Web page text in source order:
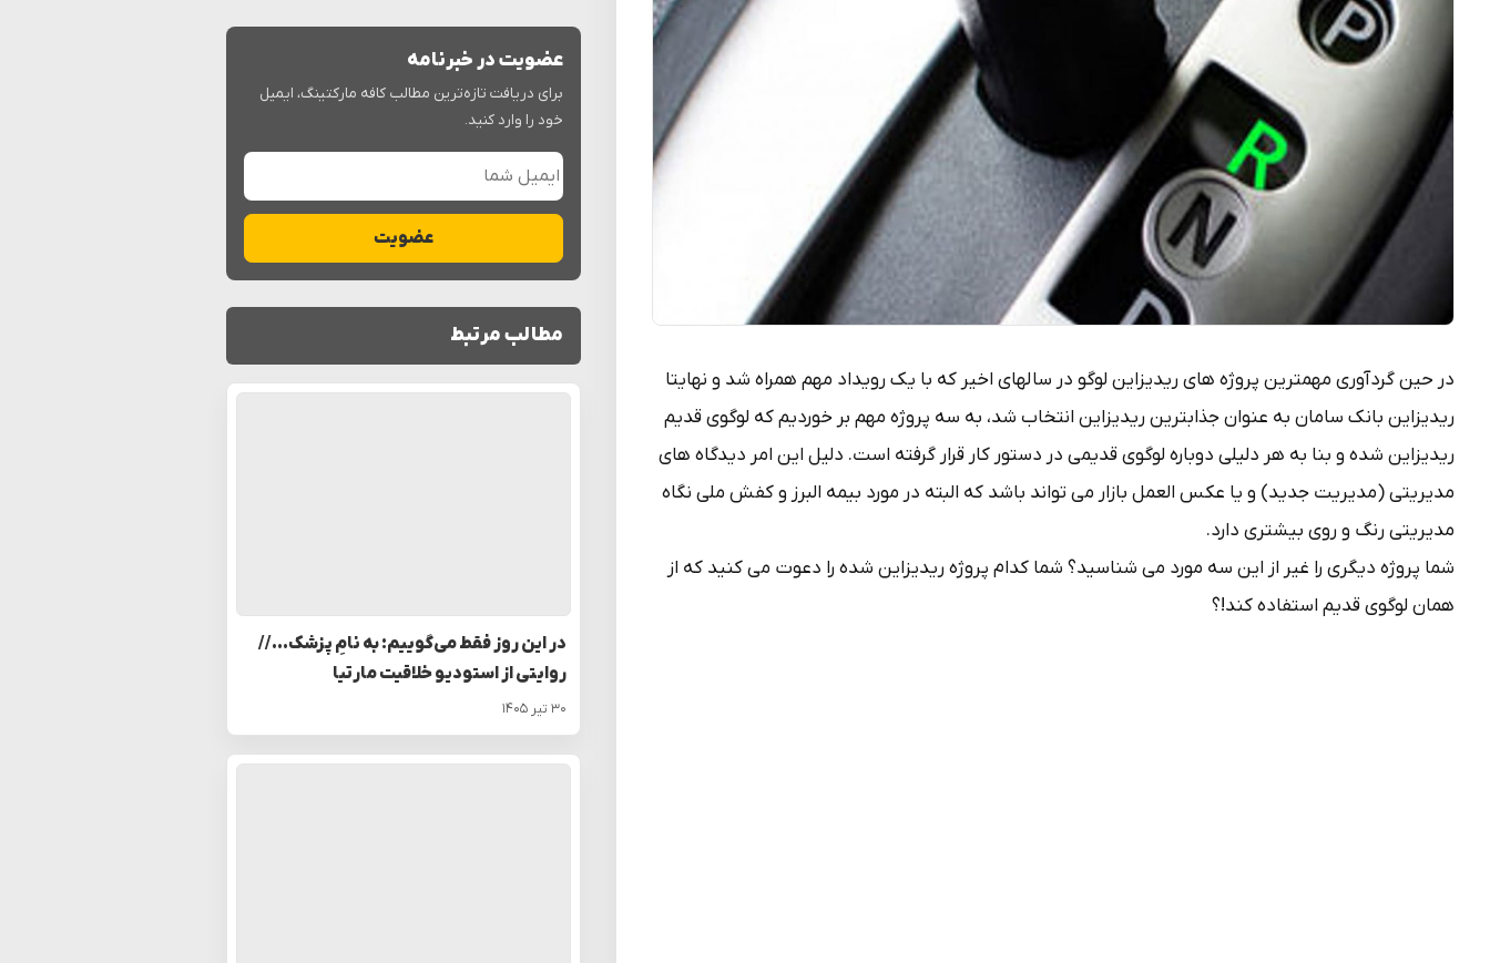
در حین گردآوری مهمترین پروژه های ریدیزاین لوگو در سالهای اخیر که با یک رویداد مهم همراه شد و نهایتا
ریدیزاین بانک سامان به عنوان جذابترین ریدیزاین انتخاب شد، به سه پروژه مهم بر خوردیم که لوگوی قدیم
ریدیزاین شده و بنا به هر دلیلی دوباره لوگوی قدیمی در دستور کار قرار گرفته است. دلیل این امر دیدگاه های
مدیریتی (مدیریت جدید) و یا عکس العمل بازار می تواند باشد که البته در مورد بیمه البرز و کفش ملی نگاه
مدیریتی رنگ و روی بیشتری دارد.
شما پروژه دیگری را غیر از این سه مورد می شناسید؟ شما کدام پروژه ریدیزاین شده را دعوت می کنید که از
همان لوگوی قدیم استفاده کند!؟
عضویت در خبرنامه
برای دریافت تازه‌ترین مطالب کافه مارکتینگ، ایمیل
خود را وارد کنید.
عضویت
مطالب مرتبط
در این روز فقط می‌گوییم: به نامِ پزشک… //
روایتی از استودیو خلاقیت مارتیا
۳۰ تیر ۱۴۰۵